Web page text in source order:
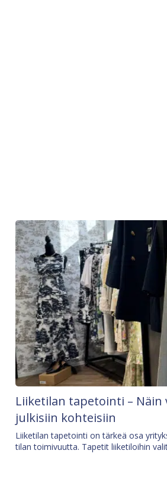
Liiketilan tapetointi –
julkisiin kohteisiin
Liiketilan tapetointi on tärkeä osa
tilan toimivuutta. Tapetit liiketiloihin